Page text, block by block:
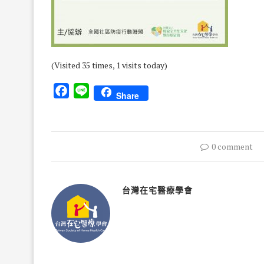
(Visited 35 times, 1 visits today)
Facebook
Line Share
0 comment
台灣在宅醫療學會